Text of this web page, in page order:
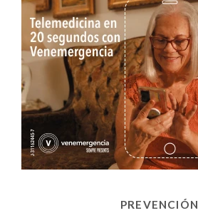
PREVENCIÓN